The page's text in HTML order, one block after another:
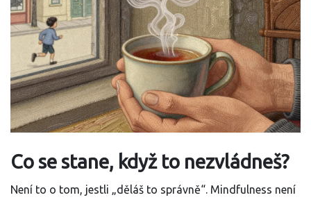
Co se stane, když to nezvládneš?
Není to o tom, jestli „děláš to správně“. Mindfulness není